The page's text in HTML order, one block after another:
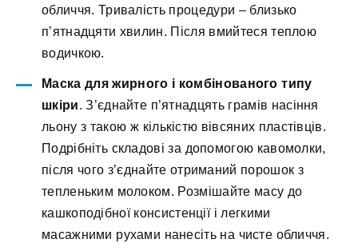
обличчя. Тривалість процедури – близько
п’ятнадцяти хвилин. Після вмийтеся теплою
водичкою.
Маска для жирного і комбінованого типу
шкіри. З’єднайте п’ятнадцять грамів насіння
льону з такою ж кількістю вівсяних пластівців.
Подрібніть складові за допомогою кавомолки,
після чого з’єднайте отриманий порошок з
тепленьким молоком. Розмішайте масу до
кашкоподібної консистенції і легкими
масажними рухами нанесіть на чисте обличчя.